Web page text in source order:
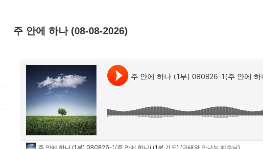
주 안에 하나 (08-08-2026)